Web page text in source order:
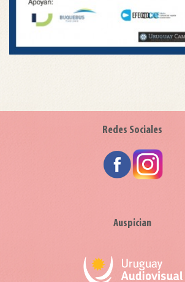
Redes Sociales
Auspician